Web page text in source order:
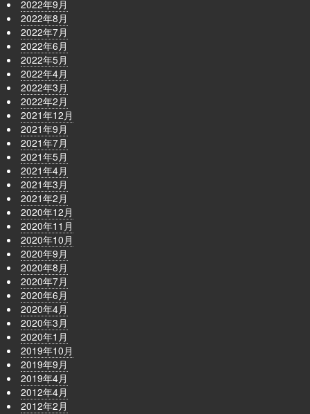
2022年9月
2022年8月
2022年7月
2022年6月
2022年5月
2022年4月
2022年3月
2022年2月
2021年12月
2021年9月
2021年7月
2021年5月
2021年4月
2021年3月
2021年2月
2020年12月
2020年11月
2020年10月
2020年9月
2020年8月
2020年7月
2020年6月
2020年4月
2020年3月
2020年1月
2019年10月
2019年9月
2019年4月
2012年4月
2012年2月